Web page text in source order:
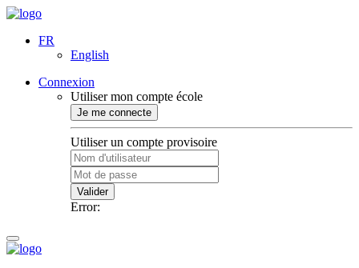
FR
English
Connexion
Utiliser mon compte école
Je me connecte
Utiliser un compte provisoire
Valider
Error: